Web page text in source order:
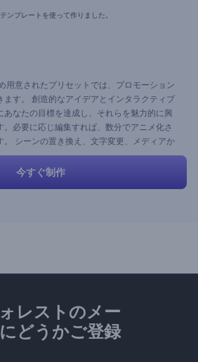
ンプレートを使って作りました。
用意されたプリセットでは、プロモーション
ます。 創造的なアイデアとインタラクティブ
あなたの目標を達成し、それらを魅力的に興
必要に応じ編集すれば、数分でアニメ化さ
シーンの置き換え、文字変更、メディアか
を 設定することができます。
今すぐ制作
レストのメー
どうかご登録